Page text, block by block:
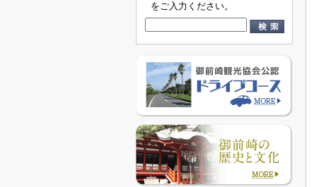
をご入力ください。